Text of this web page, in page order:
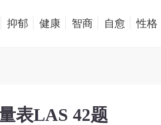
抑郁 健康 智商 自愈 性格
表LAS 42题